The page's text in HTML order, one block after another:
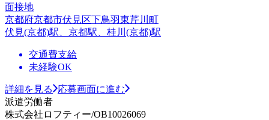
面接地
京都府京都市伏見区下鳥羽東芹川町
伏見(京都)駅、京都駅、桂川(京都)駅
交通費支給
未経験OK
詳細を見る
応募画面に進む
派遣労働者
株式会社ロフティー/OB10026069